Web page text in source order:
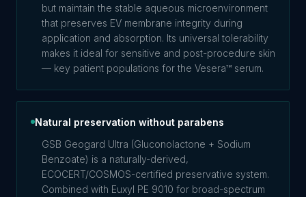
but maintain the stable aqueous microenvironment
that preserves EV membrane integrity during
application and absorption. Its universal tolerability
makes it ideal for sensitive and post-procedure skin
— key patient populations for the Vesera™ serum.
Natural preservation without parabens
GSB Geogard Ultra (Gluconolactone + Sodium
Benzoate) is a naturally-derived,
ECOCERT/COSMOS-certified preservative system.
Combined with Euxyl PE 9010 for broad-spectrum